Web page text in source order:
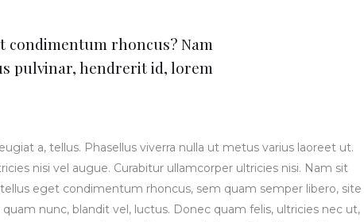
condimentum rhoncus? Nam
pulvinar, hendrerit id, lorem
a, tellus. Phasellus viverra nulla ut metus varius laoreet ut.
nisi vel augue. Curabitur ullamcorper ultricies nisi. Nam sit
eget condimentum rhoncus, sem quam semper libero, site
nunc, blandit vel, luctus. Donec quam felis, ultricies nec ut,